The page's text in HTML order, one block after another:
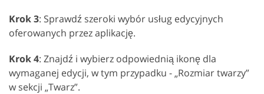
Krok 3: Sprawdź szeroki wybór usług edycyjnych
oferowanych przez aplikację.
Krok 4: Znajdź i wybierz odpowiednią ikonę dla
wymaganej edycji, w tym przypadku - „Rozmiar twarzy”
w sekcji „Twarz”.